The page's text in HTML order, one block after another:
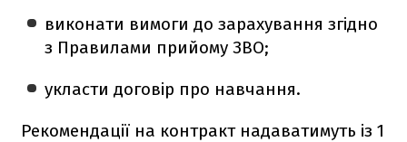
виконати вимоги до зарахування згідно
з Правилами прийому ЗВО;
укласти договір про навчання.
Рекомендації на контракт надаватимуть із 1